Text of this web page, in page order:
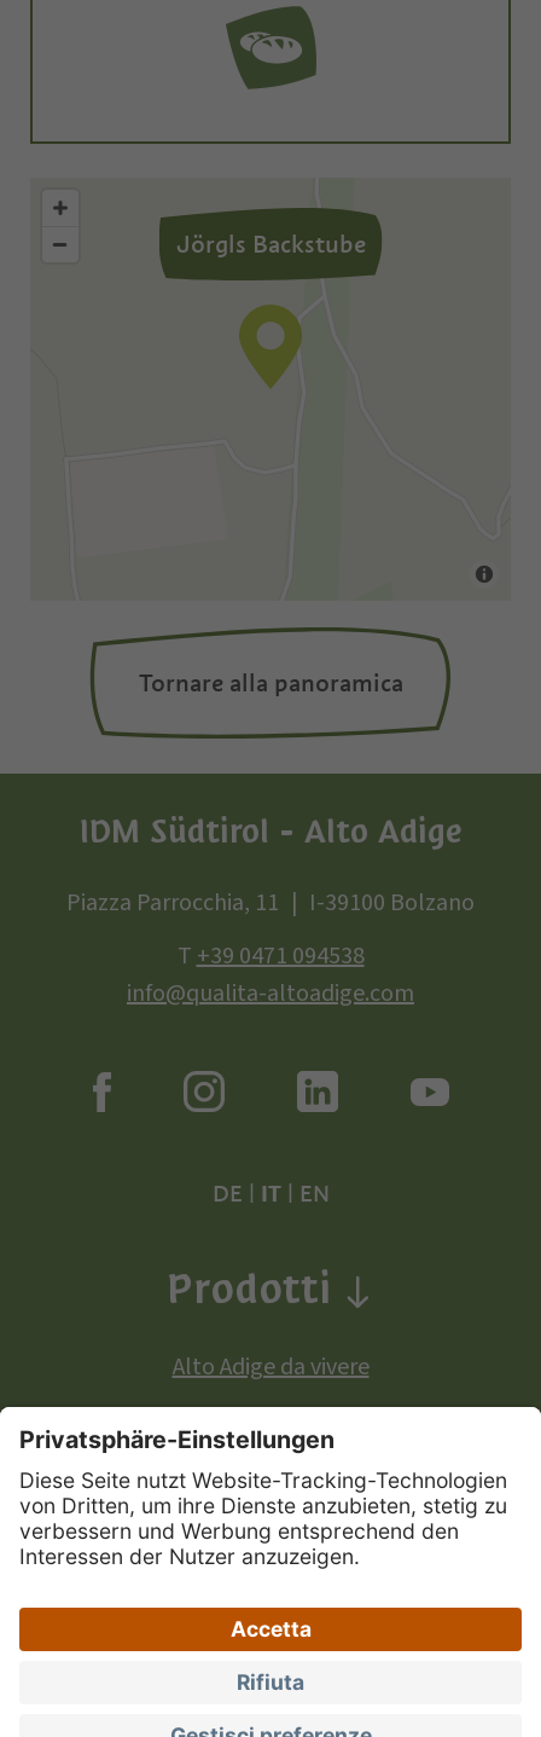
Jörgls Backstube
Tornare alla panoramica
IDM Südtirol - Alto Adige
Piazza Parrocchia, 11
I-39100 Bolzano
T+39 0471 094538
info@qualita-altoadige.com
DE IT| EN
Prodotti
Alto Adige da vivere
Prodotti a denominazione di origine europea:
Mappa del sito | Privacy | Credits |
Dichiarazione
Portale Marchio Alto Adige
Impostazioni privacy